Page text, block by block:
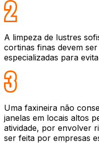
A limpeza de lustres
cortinas finas devem
especializadas para
Uma faxineira não
janelas em locais altos
atividade, por envolver
ser feita por empresas